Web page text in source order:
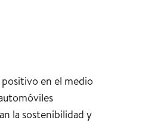
en el medio
la sostenibilidad y